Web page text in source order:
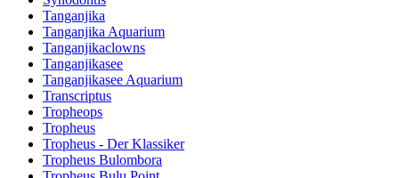
Tanganjika
Tanganjika Aquarium
Tanganjikaclowns
Tanganjikasee
Tanganjikasee Aquarium
Transcriptus
Tropheops
Tropheus
Tropheus - Der Klassiker
Tropheus Bulombora